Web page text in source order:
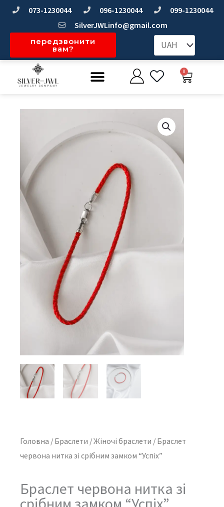
Перейти073-1230044 096-1230044
099-1230044
SilverJWLinfo@gmail.com
передзвонити
вам?
Меню 0
Головна / Браслети /Жіночі браслети / Браслет
червона нитка зі срібним замком “Успіх”
Браслет червона нитка зі